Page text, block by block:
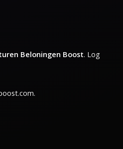
Beloningen Boost. Log